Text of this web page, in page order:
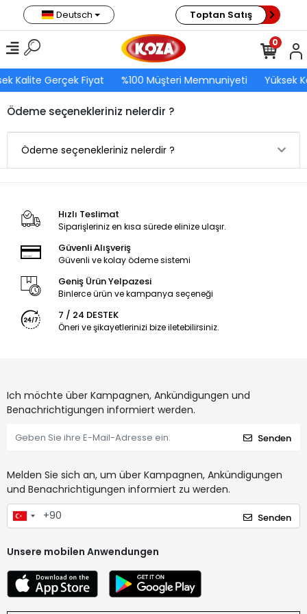
Kalite Gerçek Fiyat %100 Müşteri Memnuniyeti Yüksek
Deutsch Toptan Satış
0
Ödeme seçenekleriniz nelerdir ?
Ödeme seçenekleriniz nelerdir ?
Hızlı Teslimat
Siparişleriniz en kısa sürede elinize ulaşır.
Güvenli Alışveriş
Güvenli ve kolay ödeme sistemi
Geniş Ürün Yelpazesi
Binlerce ürün ve kampanya seçeneği
7 / 24 DESTEK
Öneri ve şikayetlerinizi bize iletebilirsiniz.
Ich möchte über Kampagnen, Ankündigungen und
Benachrichtigungen informiert werden.
Senden
Melden Sie sich an, um über Kampagnen, Ankündigungen
und Benachrichtigungen informiert zu werden.
Senden
Unsere mobilen Anwendungen